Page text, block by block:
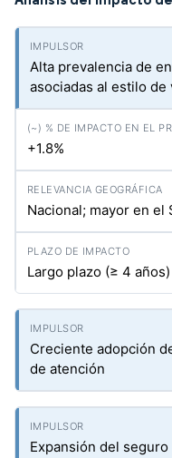
Alta prevalencia de
asociadas al estilo de
+1.8%
Nacional; mayor en el
Largo plazo (≥ 4 años)
Creciente adopción
de atención
Expansión del